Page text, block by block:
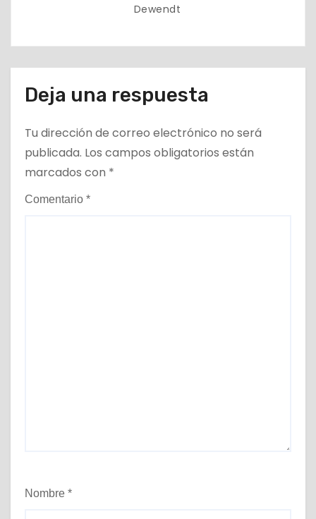
Dewendt
Deja una respuesta
Tu dirección de correo electrónico no será
publicada. Los campos obligatorios están
marcados con *
Comentario *
Nombre *